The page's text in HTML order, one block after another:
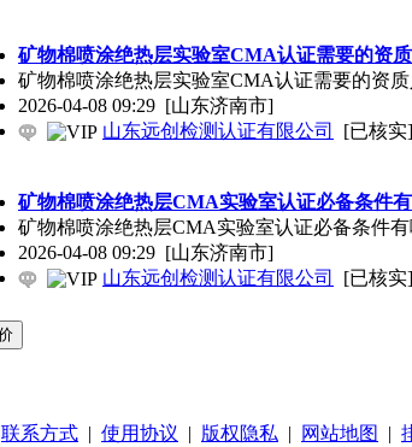
矿物棉喷涂绝热层实验室CMA认证需要的资
矿物棉喷涂绝热层实验室CMA认证需要的资
2026-04-08 09:29 [山东济南市]
山东远创检测认证有限公司
[已核实]
矿物棉喷涂绝热层CMA实验室认证必备条件
矿物棉喷涂绝热层CMA实验室认证必备条件
2026-04-08 09:29 [山东济南市]
山东远创检测认证有限公司
[已核实]
联系方式 | 使用协议 | 版权隐私 | 网站地图 |